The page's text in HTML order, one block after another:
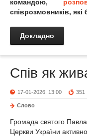
командою,
співрозмовників, які
Докладно
Спів як
17-01-2026, 13:00 351
Слово
Громада святого
Церкви України